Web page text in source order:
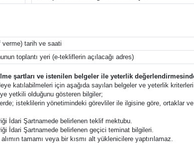
verme) tarih ve saati
toplantı yeri (e-tekliflerin açılacağı adres)
şartları ve istenilen belgeler ile yeterlik
katılabilmeleri için aşağıda sayılan belgeler ve yeterlik
yetkili olduğunu gösteren bilgiler;
isteklilerin yönetimindeki görevliler ile ilgisine göre, ortaklar
İdari Şartnamede belirlenen teklif mektubu.
İdari Şartnamede belirlenen geçici teminat bilgileri.
alımın tamamı veya bir kısmı alt yüklenicilere yaptırılamaz.